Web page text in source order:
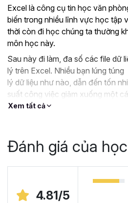
Excel là công cụ tin học văn
biến trong nhiều lĩnh vực học tập
thời còn đi học chúng ta thường
môn học này.
Sau này đi làm, đa số các file dữ
lý trên Excel. Nhiều bạn lúng
lý dữ liệu như nào, dẫn đến tốn
suất công việc giảm xuống một
?Nếu như bạn:
Hoặc trước đây chỉ học lý
Hoặc đã có kiến thức cơ
muốn nâng cao kỹ năng
Xem tất cả
Đánh giá của
4.81/5